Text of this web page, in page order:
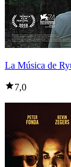
La Música de
7,0